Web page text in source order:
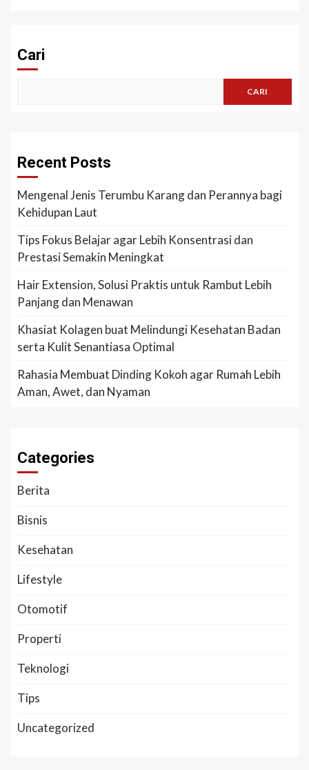
Cari
CARI
Recent Posts
Mengenal Jenis Terumbu Karang dan Perannya bagi
Kehidupan Laut
Tips Fokus Belajar agar Lebih Konsentrasi dan
Prestasi Semakin Meningkat
Hair Extension, Solusi Praktis untuk Rambut Lebih
Panjang dan Menawan
Khasiat Kolagen buat Melindungi Kesehatan Badan
serta Kulit Senantiasa Optimal
Rahasia Membuat Dinding Kokoh agar Rumah Lebih
Aman, Awet, dan Nyaman
Categories
Berita
Bisnis
Kesehatan
Lifestyle
Otomotif
Properti
Teknologi
Tips
Uncategorized